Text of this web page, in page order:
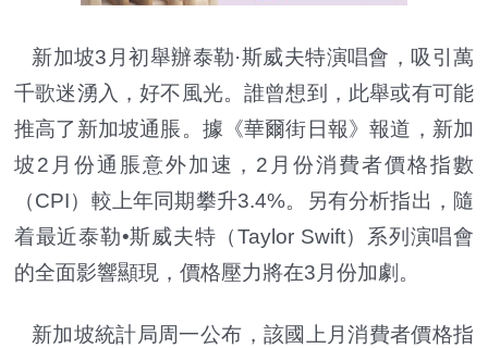
新加坡3月初舉辦泰勒·斯威夫特演唱會，吸引萬
千歌迷湧入，好不風光。誰曾想到，此舉或有可能
推高了新加坡通脹。據《華爾街日報》報道，新加
坡2月份通脹意外加速，2月份消費者價格指數
（CPI）較上年同期攀升3.4%。另有分析指出，隨
着最近泰勒•斯威夫特（Taylor Swift）系列演唱會
的全面影響顯現，價格壓力將在3月份加劇。
新加坡統計局周一公布，該國上月消費者價格指